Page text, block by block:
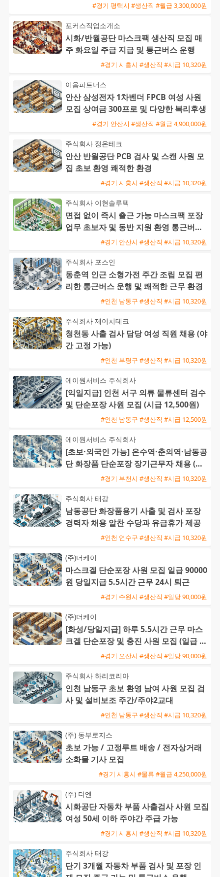
#경기 평택시 #생산직 #월급 3,300,000원
포커스직업소개소
시화/반월공단 마스크팩 생산직 모집 매
주 화요일 주급 지급 및 통근버스 운행
#경기 시흥시 #생산직 #시급 10,320원
이음파트너스
안산 삼성전자 1차벤더 FPCB 여성 사원
모집 상여금 300프로 및 다양한 복리후생
#경기 안산시 #생산직 #월급 4,900,000원
주식회사 정온테크
안산 반월공단 PCB 검사 및 스캔 사원 모
집 초보 환영 쾌적한 환경
#경기 시흥시 #생산직 #시급 10,320원
주식회사 이현솔루텍
면접 없이 즉시 출근 가능 마스크팩 포장
업무 초보자 및 동반 지원 환영 통근버스
#경기 안산시 #생산직 #시급 10,320원
주식회사 포스인
동춘역 인근 소형가전 주간 조립 모집 편
리한 통근버스 운행 및 쾌적한 근무 환경
#인천 남동구 #생산직 #시급 10,320원
주식회사 제이치테크
청천동 사출 검사 담당 여성 직원 채용 (야
간 고정 가능)
#인천 부평구 #생산직 #시급 10,320원
에이원서비스 주식회사
[익일지급] 인천 서구 의류 물류센터 검수
및 단순포장 사원 모집 (시급 12,500원)
#인천 남동구 #생산직 #시급 12,500원
에이원서비스 주식회사
[초보·외국인 가능] 온수역·춘의역·남동공
단 화장품 단순포장 장기근무자 채용 (주
#경기 부천시 #생산직 #시급 10,320원
주식회사 태강
남동공단 화장품용기 사출 및 검사 포장
경력자 채용 알찬 수당과 유급휴가 제공
#인천 연수구 #생산직 #시급 10,320원
(주)더케이
마스크겔 단순포장 사원 모집 일급 90000
원 당일지급 5.5시간 근무 24시 퇴근
#경기 수원시 #생산직 #일당 90,000원
(주)더케이
[화성/당일지급] 하루 5.5시간 근무 마스
크겔 단순포장 및 충진 사원 모집 (일급 9
#경기 오산시 #생산직 #일당 90,000원
주식회사 하리코리아
인천 남동구 초보 환영 남여 사원 모집 검
사 및 설비보조 주간/주야2교대
#인천 남동구 #생산직 #시급 10,320원
(주) 동부로지스
초보 가능 / 고정루트 배송 / 전자상거래
소화물 기사 모집
#경기 시흥시 #물류 #월급 4,250,000원
(주) 더엔
시화공단 자동차 부품 사출검사 사원 모집
여성 50세 이하 주야간 주급 가능
#경기 시흥시 #생산직 #시급 10,320원
주식회사 태강
단기 3개월 자동차 부품 검사 및 포장 인